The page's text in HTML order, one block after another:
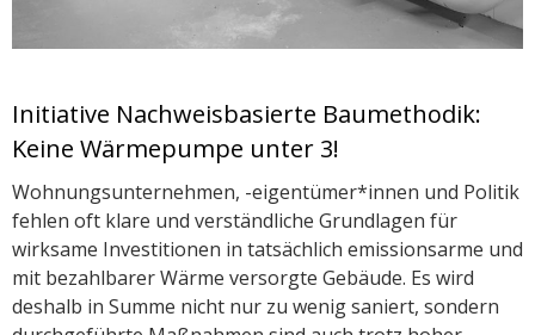
Initiative Nachweisbasierte Baumethodik:
Keine Wärmepumpe unter 3!
Wohnungsunternehmen, -eigentümer*innen und Politik
fehlen oft klare und verständliche Grundlagen für
wirksame Investitionen in tatsächlich emissionsarme und
mit bezahlbarer Wärme versorgte Gebäude. Es wird
deshalb in Summe nicht nur zu wenig saniert, sondern